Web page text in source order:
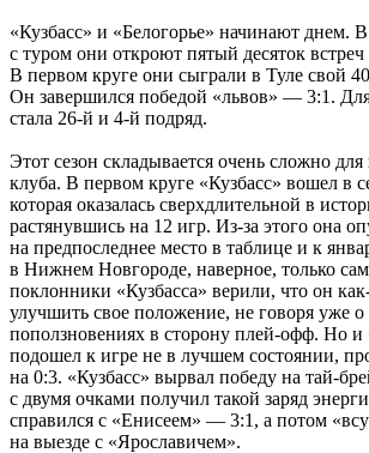
«Кузбасс» и «Белогорье» начинают днем.
с туром они откроют пятый десяток встреч
В первом круге они сыграли в Туле свой
Он завершился победой «львов» — 3:1.
стала 26-й и 4-й подряд.
Этот сезон складывается очень сложно для
клуба. В первом круге «Кузбасс» вошел в
которая оказалась сверхдлительной в
растянувшись на 12 игр. Из-за этого она
на предпоследнее место в таблице и к
в Нижнем Новгороде, наверное, только
поклонники «Кузбасса» верили, что он
улучшить свое положение, не говоря уже о
поползновениях в сторону плей-офф. Но и
подошел к игре не в лучшем состоянии,
на 0:3. «Кузбасс» вырвал победу на тай-
с двумя очками получил такой заряд
справился с «Енисеем» — 3:1, а потом
на выезде с «Ярославичем».